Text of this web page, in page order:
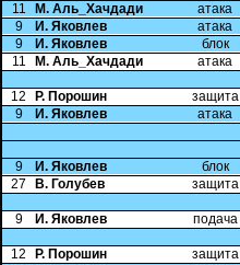
11
М. Аль_Хачдади
атака
9
И. Яковлев
атака
9
И. Яковлев
блок
11
М. Аль_Хачдади атака
12 Р. Порошин
защита
9
И. Яковлев атака
9 И. Яковлев
блок
27
В. Голубев защита
9 И. Яковлев подача
12 Р. Порошин защита